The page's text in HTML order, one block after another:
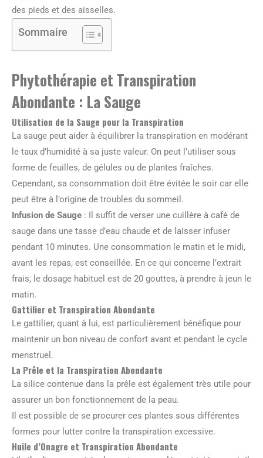
des pieds et des aisselles.
Sommaire
Phytothérapie et Transpiration
Abondante : La Sauge
Utilisation de la Sauge pour la Transpiration
La sauge peut aider à équilibrer la transpiration en modérant
le taux d’humidité à sa juste valeur. On peut l’utiliser sous
forme de feuilles, de gélules ou de plantes fraîches.
Cependant, sa consommation doit être évitée le soir car elle
peut être à l’origine de troubles du sommeil.
Infusion de Sauge : Il suffit de verser une cuillère à café de
sauge dans une tasse d’eau chaude et de laisser infuser
pendant 10 minutes. Une consommation le matin et le midi,
avant les repas, est conseillée. En ce qui concerne l’extrait
frais, le dosage habituel est de 20 gouttes, à prendre à jeun le
matin.
Gattilier et Transpiration Abondante
Le gattilier, quant à lui, est particulièrement bénéfique pour
maintenir un bon niveau de confort avant et pendant le cycle
menstruel.
La Prêle et la Transpiration Abondante
La silice contenue dans la prêle est également très utile pour
assurer un bon fonctionnement de la peau.
Il est possible de se procurer ces plantes sous différentes
formes pour lutter contre la transpiration excessive.
Huile d’Onagre et Transpiration Abondante